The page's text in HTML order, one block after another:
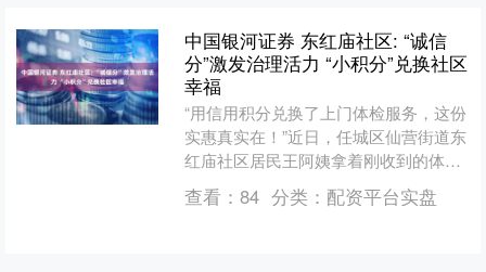
中国银河证券 东红庙社区: “诚信
分”激发治理活力 “小积分”兑换社区
幸福
“用信用积分兑换了上门体检服务，这份
实惠真实在！”近日，任城区仙营街道东
红庙社区居民王阿姨拿着刚收到的体检
报告高兴地说道。近年来，社区积极探
索“信用+”基层治理....
查看： 84 分类： 配资平台实盘